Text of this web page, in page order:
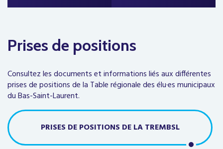
Prises de positions
Consultez les documents et informations liés aux différentes
prises de positions de la Table régionale des élu·es municipaux
du Bas-Saint-Laurent.
PRISES DE POSITIONS DE LA TREMBSL